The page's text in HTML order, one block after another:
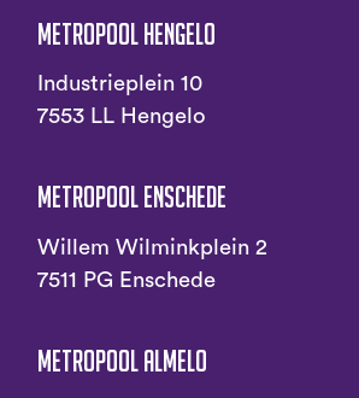
Metropool Hengelo
Industrieplein 10
7553 LL Hengelo
Metropool Enschede
Willem Wilminkplein 2
7511 PG Enschede
Metropool Almelo